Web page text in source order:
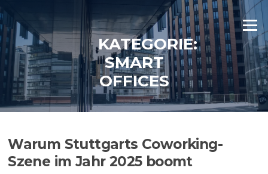
Zum
Inhalt
springen
Menü
KATEGORIE:
SMART
OFFICES
Warum Stuttgarts Coworking-
Szene im Jahr 2025 boomt